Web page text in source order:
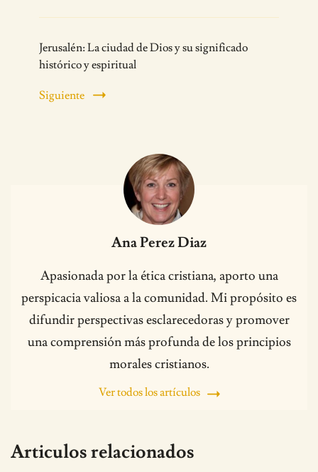
Jerusalén: La ciudad de Dios y su significado
histórico y espiritual
Siguiente
Ana Perez Diaz
Apasionada por la ética cristiana, aporto una
perspicacia valiosa a la comunidad. Mi propósito es
difundir perspectivas esclarecedoras y promover
una comprensión más profunda de los principios
morales cristianos.
Ver todos los artículos
Articulos relacionados